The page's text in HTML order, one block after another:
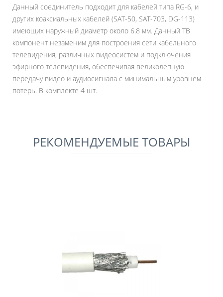
Данный соединитель подходит для кабелей типа RG-6, и
других коаксиальных кабелей (SAT-50, SAT-703, DG-113)
имеющих наружный диаметр около 6.8 мм. Данный ТВ
компонент незаменим для построения сети кабельного
телевидения, различных видеосистем и подключения
эфирного телевидения, обеспечивая великолепную
передачу видео и аудиосигнала с минимальным уровнем
потерь. В комплекте 4 шт.
РЕКОМЕНДУЕМЫЕ ТОВАРЫ